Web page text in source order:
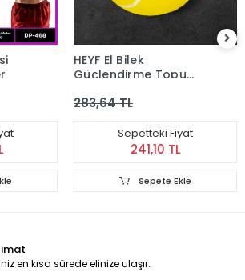
HEYF El Bilek
Güçlendirme Topu
283,64 TL
Sepetteki Fiyat
241,10 TL
Sepete Ekle
en kısa sürede elinize ulaşır.